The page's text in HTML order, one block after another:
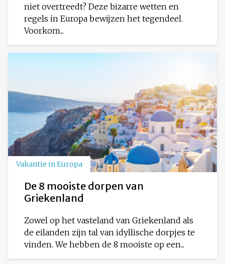
niet overtreedt? Deze bizarre wetten en
regels in Europa bewijzen het tegendeel.
Voorkom...
Vakantie in Europa
De 8 mooiste dorpen van
Griekenland
Zowel op het vasteland van Griekenland als
de eilanden zijn tal van idyllische dorpjes te
vinden. We hebben de 8 mooiste op een...